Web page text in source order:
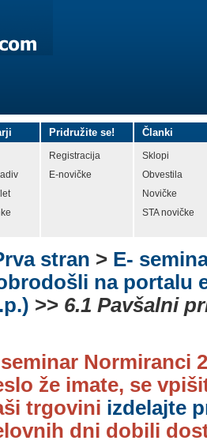
Pridružite se!
Registracija
E-novičke
Članki
Sklopi
Obvestila
Novičke
STA novičke
stran > E-
na portalu
>> 6.1 Pavšalni
Normiranci
že imate, se
trgovini izdelajte
dni dobili